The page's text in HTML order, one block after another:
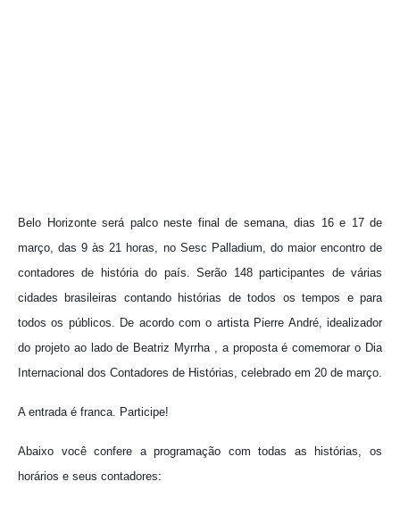
Belo Horizonte será palco neste final de semana, dias 16 e 17 de
março, das 9 às 21 horas, no Sesc Palladium, do maior encontro de
contadores de história do país. Serão 148 participantes de várias
cidades brasileiras contando histórias de todos os tempos e para
todos os públicos. De acordo com o artista Pierre André, idealizador
do projeto ao lado de Beatriz Myrrha, a proposta é comemorar o Dia
Internacional dos Contadores de Histórias, celebrado em 20 de março.
A entrada é franca. Participe!
Abaixo você confere a programação com todas as histórias, os
horários e seus contadores: